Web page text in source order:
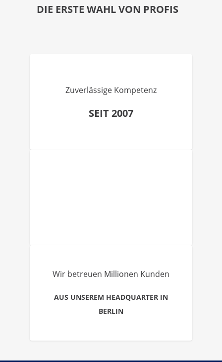
DIE ERSTE WAHL VON PROFIS
Zuverlässige Kompetenz
SEIT 2007
Wir betreuen Millionen Kunden
AUS UNSEREM HEADQUARTER IN
BERLIN